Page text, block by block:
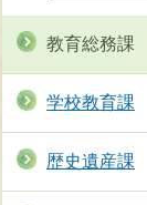
教育総務課
学校教育課
歴史遺産課